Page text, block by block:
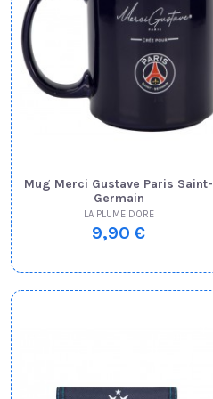
Mug Merci Gustave Paris Saint-
Germain
LA PLUME DORE
9,90 €